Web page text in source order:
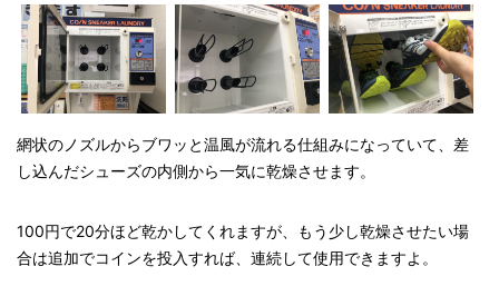
網状のノズルからブワッと温風が流れる仕組みになっていて、差
し込んだシューズの内側から一気に乾燥させます。
100円で20分ほど乾かしてくれますが、もう少し乾燥させたい場
合は追加でコインを投入すれば、連続して使用できますよ。